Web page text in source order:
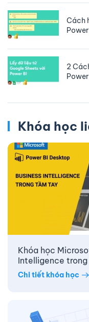
Cách
2
Khóa học
Khóa học
Intelligence
Chi tiết khóa học